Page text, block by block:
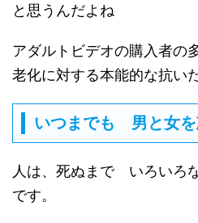
と思うんだよね
アダルトビデオの購入者の
老化に対する本能的な抗い
いつまでも 男と女を
人は、死ぬまで いろいろ
です。